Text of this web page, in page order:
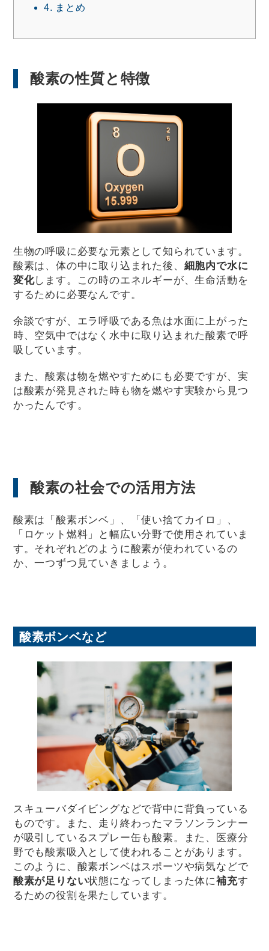
4. まとめ
酸素の性質と特徴
生物の呼吸に必要な元素として知られています。
酸素は、体の中に取り込まれた後、 細胞内で水に
変化します。この時のエネルギーが、生命活動を
するために必要なんです。
余談ですが、エラ呼吸である魚は水面に上がった
時、空気中ではなく水中に取り込まれた酸素で呼
吸しています。
また、酸素は物を燃やすためにも必要ですが、実
は酸素が発見された時も物を燃やす実験から見つ
かったんです。
酸素の社会での活用方法
酸素は「酸素ボンベ」、「使い捨てカイロ」、
「ロケット燃料」と幅広い分野で使用されていま
す。それぞれどのように酸素が使われているの
か、一つずつ見ていきましょう。
酸素ボンベなど
スキューバダイビングなどで背中に背負っている
ものです。また、走り終わったマラソンランナー
が吸引しているスプレー缶も酸素。また、医療分
野でも酸素吸入として使われることがあります。
このように、酸素ボンベはスポーツや病気などで
酸素が足りない状態になってしまった体に補充す
るための役割を果たしています。